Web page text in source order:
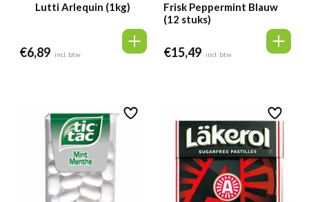
Lutti Arlequin (1kg)
€6,89 incl. btw
Frisk Peppermint Blauw
(12 stuks)
€15,49 incl. btw